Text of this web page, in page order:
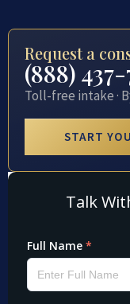
Request a
(888) 437-
Toll-free intake ·
START